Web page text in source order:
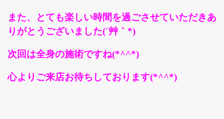
また、とても楽しい時間を過ごさせていただきあ
りがとうございました(´艸｀*)
次回は全身の施術ですね(*^^*)
心よりご来店お待ちしております(*^^*)